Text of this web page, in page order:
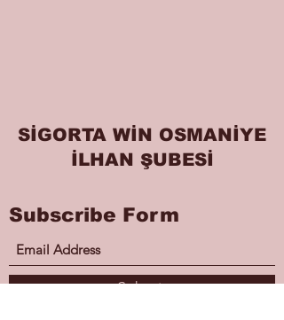
SİGORTA WİN OSMANİYE
İLHAN ŞUBESİ
Subscribe Form
Submit